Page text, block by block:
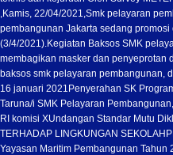
,Kamis, 22/04/2021,Smk pelayaran
pembangunan Jakarta sedang
(3/4/2021).Kegiatan Baksos SMK
membagikan masker dan penyeprotan
baksos smk pelayaran pembangunan,
16 januari 2021 Penyerahan SK
Taruna/i SMK Pelayaran
RI komisi XUndangan Standar Mutu
TERHADAP LINGKUNGAN SEKOLAH
Yayasan Maritim Pembangunan Tahun